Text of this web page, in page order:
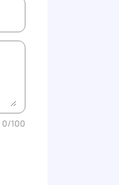
0/100